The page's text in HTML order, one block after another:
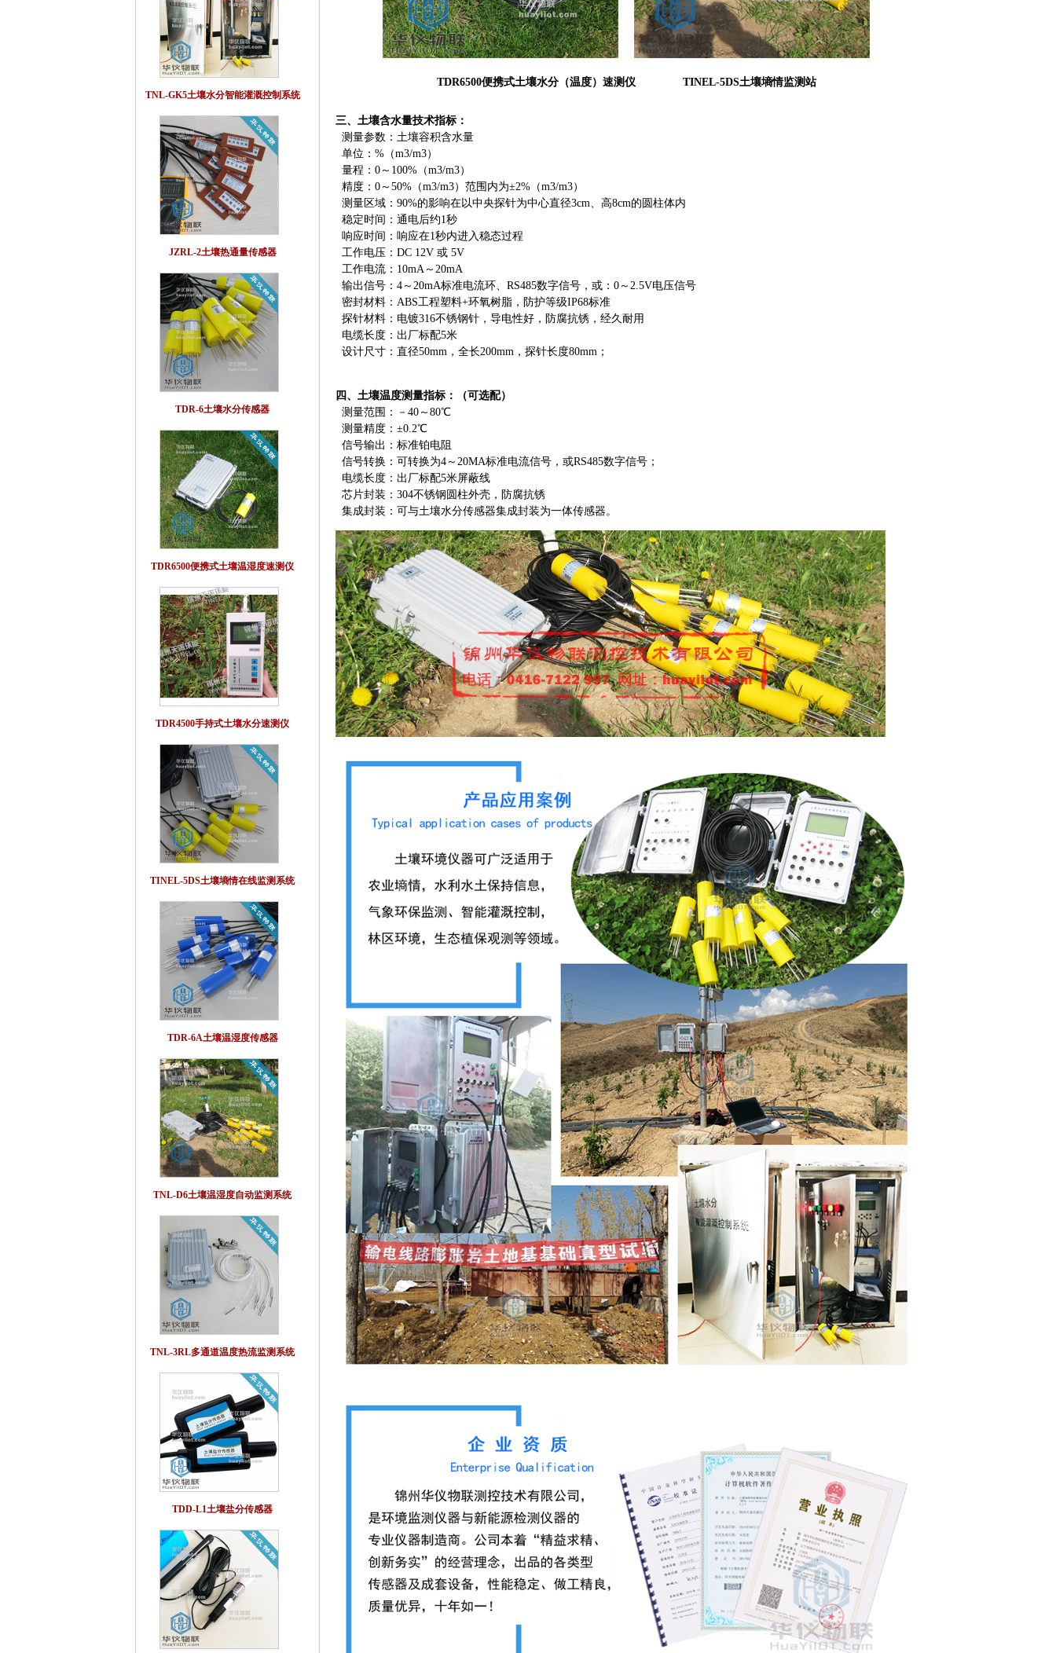
TDR6500便携式土壤水分（温度）速测仪 TINEL-5DS土壤墒情监测站
三、土壤含水量技术指标：
测量参数：土壤容积含水量
单位：%（m3/m3）
量程：0～100%（m3/m3）
精度：0～50%（m3/m3）范围内为±2%（m3/m3）
测量区域：90%的影响在以中央探针为中心直径3cm、高8cm的圆柱体内
稳定时间：通电后约1秒
响应时间：响应在1秒内进入稳态过程
工作电压：DC 12V 或 5V
工作电流：10mA～20mA
输出信号：4～20mA标准电流环、RS485数字信号，或：0～2.5V电压信号
密封材料：ABS工程塑料+环氧树脂，防护等级IP68标准
探针材料：电镀316不锈钢针，导电性好，防腐抗锈，经久耐用
电缆长度：出厂标配5米
设计尺寸：直径50mm，全长200mm，探针长度80mm；
四、土壤温度测量指标：（可选配）
测量范围：－40～80℃
测量精度：±0.2℃
信号输出：标准铂电阻
信号转换：可转换为4～20MA标准电流信号，或RS485数字信号；
电缆长度：出厂标配5米屏蔽线
芯片封装：304不锈钢圆柱外壳，防腐抗锈
集成封装：可与土壤水分传感器集成封装为一体传感器。
TNL-GK5土壤水分智能灌溉控制系统
JZRL-2土壤热通量传感器
TDR-6土壤水分传感器
TDR6500便携式土壤温湿度速测仪
TDR4500手持式土壤水分速测仪
TINEL-5DS土壤墒情在线监测系统
TDR-6A土壤温湿度传感器
TNL-D6土壤温湿度自动监测系统
TNL-3RL多通道温度热流监测系统
TDD-L1土壤盐分传感器